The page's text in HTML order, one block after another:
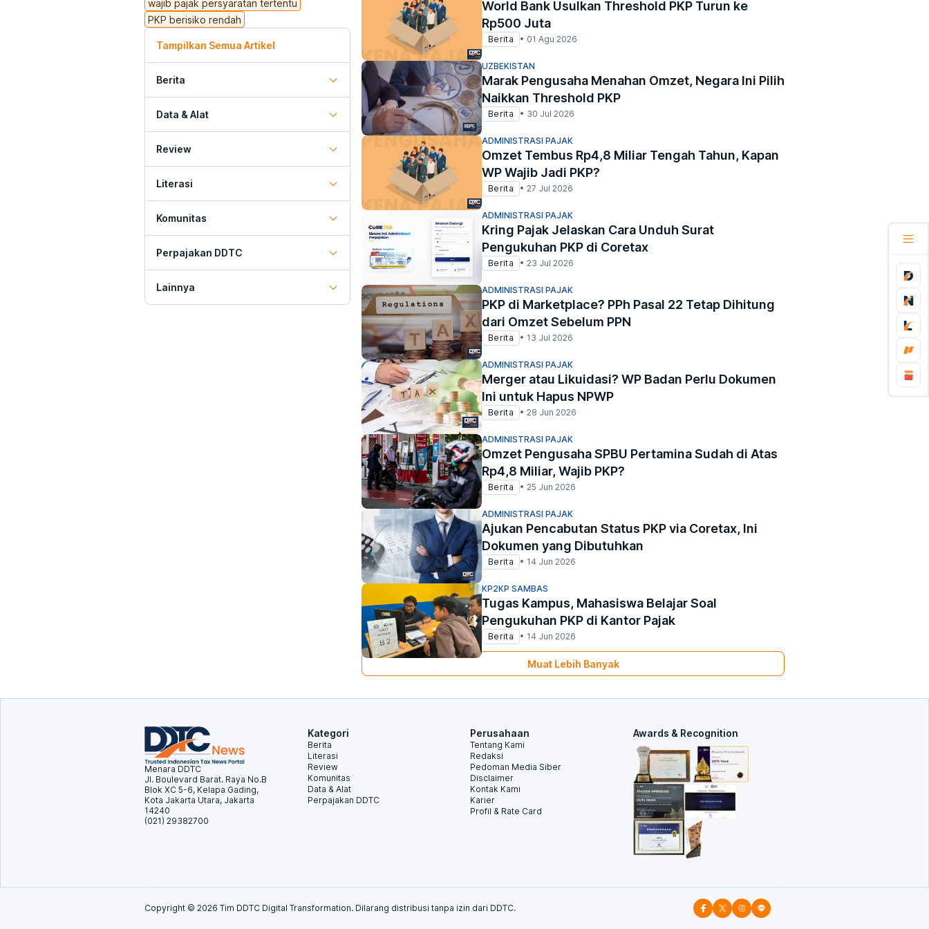
wajib pajak persyaratan tertentu
PKP berisiko rendah
Tampilkan Semua Artikel
Berita
Data & Alat
Review
Literasi
Komunitas
Perpajakan DDTC
Lainnya
World Bank Usulkan Threshold PKP Turun ke
Rp500 Juta
Berita • 01 Agu 2026
UZBEKISTAN
Marak Pengusaha Menahan Omzet, Negara Ini Pilih
Naikkan Threshold PKP
Berita • 30 Jul 2026
ADMINISTRASI PAJAK
Omzet Tembus Rp4,8 Miliar Tengah Tahun, Kapan
WP Wajib Jadi PKP?
Berita • 27 Jul 2026
ADMINISTRASI PAJAK
Kring Pajak Jelaskan Cara Unduh Surat
Pengukuhan PKP di Coretax
Berita • 23 Jul 2026
ADMINISTRASI PAJAK
PKP di Marketplace? PPh Pasal 22 Tetap Dihitung
dari Omzet Sebelum PPN
Berita • 13 Jul 2026
ADMINISTRASI PAJAK
Merger atau Likuidasi? WP Badan Perlu Dokumen
Ini untuk Hapus NPWP
Berita • 28 Jun 2026
ADMINISTRASI PAJAK
Omzet Pengusaha SPBU Pertamina Sudah di Atas
Rp4,8 Miliar, Wajib PKP?
Berita • 25 Jun 2026
ADMINISTRASI PAJAK
Ajukan Pencabutan Status PKP via Coretax, Ini
Dokumen yang Dibutuhkan
Berita • 14 Jun 2026
KP2KP SAMBAS
Tugas Kampus, Mahasiswa Belajar Soal
Pengukuhan PKP di Kantor Pajak
Berita • 14 Jun 2026
Muat Lebih Banyak
Menara DDTC
Jl. Boulevard Barat. Raya No.B
Blok XC 5-6, Kelapa Gading,
Kota Jakarta Utara, Jakarta
14240
(021) 29382700
Kategori
Berita
Literasi
Review
Komunitas
Data & Alat
Perpajakan DDTC
Perusahaan
Tentang Kami
Redaksi
Pedoman Media Siber
Disclaimer
Kontak Kami
Karier
Profil & Rate Card
Awards & Recognition
Copyright © 2026 Tim DDTC Digital Transformation. Dilarang distribusi tanpa izin dari DDTC.